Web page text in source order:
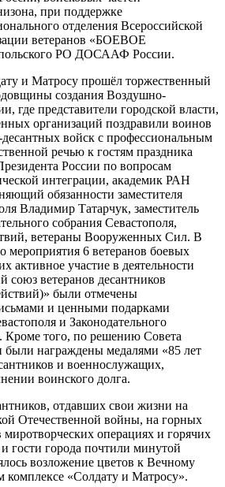
при поддержке
отделения Всероссийской
ветеранов «БОЕВОЕ
РО ДОСААФ России.
и Матросу прошёл торжественный
создания Воздушно-
где представители городской власти,
организаций поздравили воинов
войск с профессиональным
речью к гостям праздника
России по вопросам
интеграции, академик РАН
обязанности заместителя
Владимир Татарчук, заместитель
собрания Севастополя,
ветераны Вооруженных Сил. В
мероприятия 6 ветеранов боевых
активное участие в деятельности
союз ветеранов десантников
были отмечены
и ценными подарками
и Законодательного
Кроме того, по решению Совета
были награждены медалями «85 лет
и военнослужащих,
воинского долга.
отдавших свои жизни на
Отечественной войны, на горных
операциях и горячих
гости города почтили минутой
возложение цветов к Вечному
«Солдату и Матросу».